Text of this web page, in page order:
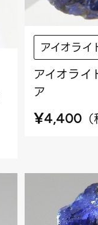
アイオライ
アイオラ
ア
¥4,400 （